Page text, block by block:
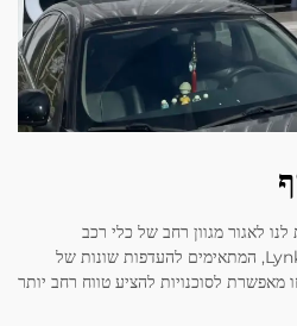
לאגור מגוון רחב של כלי רכב
קומפקטיים משומשים של Lynk & Co, המתאימים להעדפות שונות של
מאפשרת לסוכנויות להציע טווח רחב יותר